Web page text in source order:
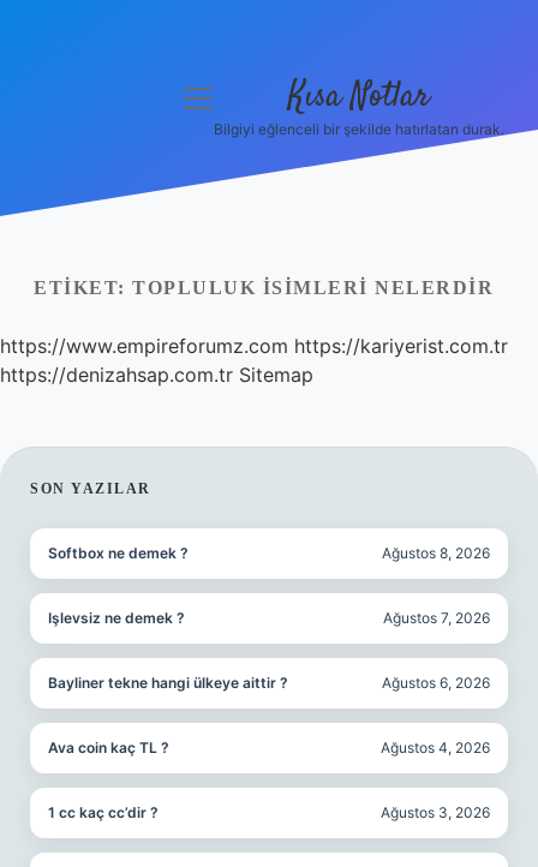
Yasal Uyarı
Hakkımızda
menüyü
Kısa Notlar
Bilgiyi eğlenceli bir şekilde hatırlatan durak.
ETIKET: TOPLULUK ISIMLERI NELERDIR
https://www.empireforumz.com https://kariyerist.com.tr
https://denizahsap.com.tr Sitemap
SIDEBAR
SON YAZILAR
Softbox ne demek ? Ağustos 8, 2026
Işlevsiz ne demek ? Ağustos 7, 2026
Bayliner tekne hangi ülkeye aittir ? Ağustos 6, 2026
Ava coin kaç TL ? Ağustos 4, 2026
1 cc kaç cc’dir ? Ağustos 3, 2026